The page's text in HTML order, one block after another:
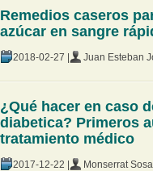
Remedios caseros
azúcar en sangre
2018-02-27 | Juan Esteban
¿Qué hacer en caso
diabetica? Primeros
tratamiento médico
2017-12-22 | Monserrat Sosa |